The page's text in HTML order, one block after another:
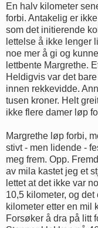
En halv kilometer
forbi. Antakelig er
som det initierende
lettelse å ikke lenger
noe mer å gi og
lettbente Margrethe.
Heldigvis var det
innen rekkevidde.
tusen kroner. Helt
ikke flere damer løp
Margrethe løp forbi,
stivt - men lidende -
meg frem. Opp.
av mila kastet jeg et
lettet at det ikke var
10,5 kilometer, og
kilometer etter en mil
Forsøker å dra på litt